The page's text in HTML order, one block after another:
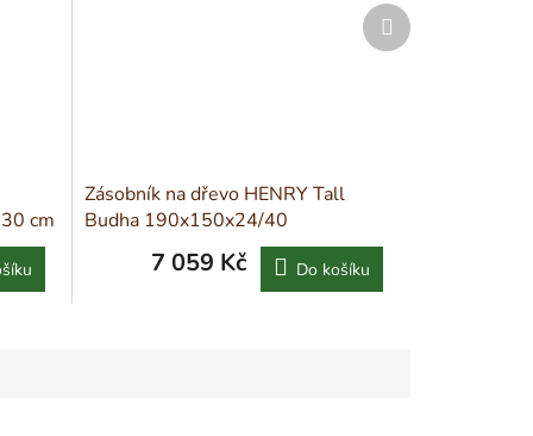
cm
Zásobník na dřevo HENRY Tall
Budha 190x150x24/40
7 059 Kč Do košíku
Další
produkt